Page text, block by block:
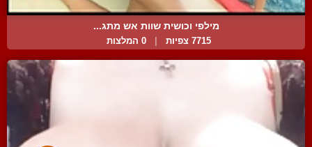
מילפי וכושית שוות אש מתג...
7715 צפיות 0 המלצות